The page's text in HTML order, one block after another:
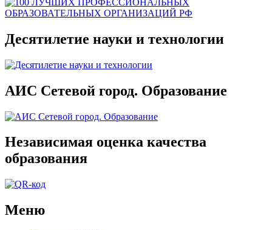
Десятилетие науки и технологии
АИС Сетевой город. Образование
Независимая оценка качества
образования
Меню